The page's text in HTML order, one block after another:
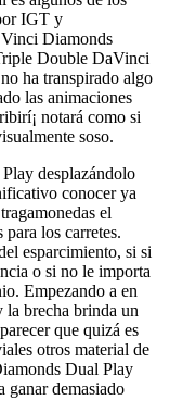
IGT y
Vinci Diamonds
Double DaVinci
ha transpirado algo
las animaciones
notará como si
soso.
desplazándolo
conocer ya
el
los carretes.
esparcimiento, si si
o si no le importa
Empezando a en
brecha brinda un
que quizá es
otros material de
Dual Play
ganar demasiado